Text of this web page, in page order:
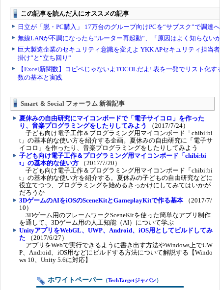
Smart ＆ Social フォーラム 新着記事
夏休みの自由研究にマイコンボードで「電子サイコロ」を作った
り、音楽プログラミングをしたりしてみよう
（2017/7/24）
子ども向け電子工作＆プログラミング用マイコンボード「chibi:bi
t」の基本的な使い方を紹介する企画。夏休みの自由研究に「電子サ
イコロ」を作ったり、音楽プログラミングをしたりしてみよう
子ども向け電子工作＆プログラミング用マイコンボード「chibi:bi
t」の基本的な使い方 （2017/7/20）
子ども向け電子工作＆プログラミング用マイコンボード「chibi:bi
t」の基本的な使い方を紹介する。夏休みの子どもの自由研究などに
役立てつつ、プログラミングを始めるきっかけにしてみてはいかが
だろうか
3DゲームのAIをiOSのSceneKitとGameplayKitで作る基本 （2017/7/
10）
3Dゲーム用のフレームワークSceneKitを使った簡単なアプリ制作
を通して、3Dゲーム用の人工知能（AI）について学ぶ
UnityアプリをWebGL、UWP、Android、iOS用としてビルドしてみ
た （2017/6/27）
アプリをWebで実行できるように書き出す方法やWindows上でUW
P、Android、iOS用などにビルドする方法について解説する【Windo
ws 10、Unity 5.6に対応】
ホワイトペーパー （TechTargetジャパン）